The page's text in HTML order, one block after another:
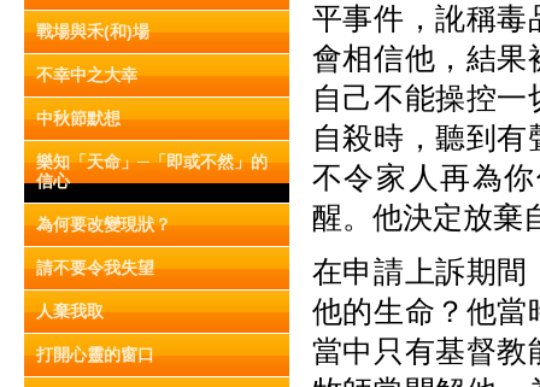
戰場與禾(和)場
不幸中之大幸
中秋節默想
樂知「天命」─「即或不然」的
信心
為何要改變現狀？
請不要令我失望
人棄我取
打開心靈的窗口
平事件，訛稱毒
會相信他，結果
自己不能操控
自殺時，聽到
不令家人再為
醒。他決定放棄
在申請上訴期間
他的生命？他當
當中只有基督教